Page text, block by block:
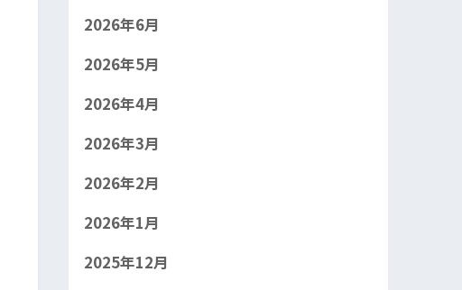
2026年6月
2026年5月
2026年4月
2026年3月
2026年2月
2026年1月
2025年12月